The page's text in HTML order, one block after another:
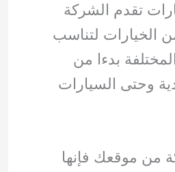
تقدم الشركة
الخيارات لتناسب
بدءا من
وحتى السيارات
من موقعك فإنها